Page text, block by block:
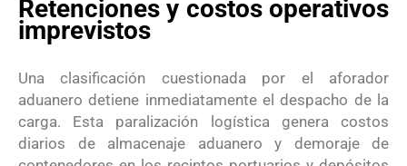
Retenciones y costos operativos
imprevistos
Una clasificación cuestionada por el aforador
aduanero detiene inmediatamente el despacho de la
carga. Esta paralización logística genera costos
diarios de almacenaje aduanero y demoraje de